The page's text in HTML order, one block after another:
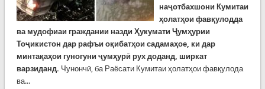
наҷотбахшони Кумитаи
ҳолатҳои фавқулодда
ва мудофиаи граждании назди Ҳукумати Ҷумҳурии
Тоҷикистон дар рафъи оқибатҳои садамаҳое, ки дар
минтақаҳои гуногуни ҷумҳурӣ рух доданд, ширкат
варзиданд. Чунончӣ, ба Раёсати Кумитаи ҳолатҳои фавқулода
ва...